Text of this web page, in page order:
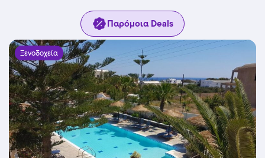
Παρόμοια Deals
Ξενοδοχεία